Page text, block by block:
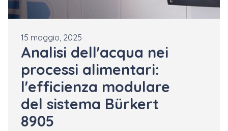
15 maggio, 2025
Analisi dell'acqua nei
processi alimentari:
l'efficienza modulare
del sistema Bürkert
8905